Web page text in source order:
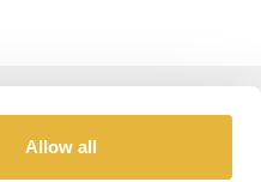
Allow all